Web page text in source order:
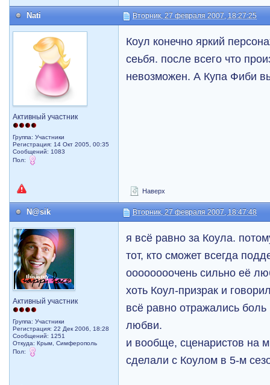
Nati Вторник, 27 февраля 2007, 18:27:25
Активный участник
Группа: Участники
Регистрация: 14 Окт 2005, 00:35
Сообщений: 1083
Пол:
Коул конечно яркий
сеьбя. после всего что
невозможен. А Купа Фиби
Наверх
N@sik Вторник, 27 февраля 2007, 18:47:48
Активный участник
Группа: Участники
Регистрация: 22 Дек 2006, 18:28
Сообщений: 1251
Откуда: Крым, Симферополь
Пол:
я всё равно за Коула.
тот, кто сможет всегда
оооооооочень сильно её
хоть Коул-призрак и
всё равно отражались
любви.
и вообще, сценаристов на
сделали с Коулом в 5-м